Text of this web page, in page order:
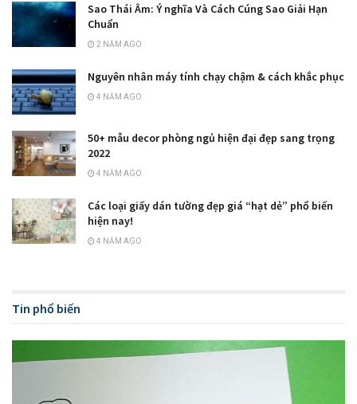
Sao Thái Âm: Ý nghĩa Và Cách Cúng Sao Giải Hạn
Chuẩn
2 NĂM AGO
Nguyên nhân máy tính chạy chậm & cách khắc phục
4 NĂM AGO
50+ mẫu decor phòng ngủ hiện đại đẹp sang trọng
2022
4 NĂM AGO
Các loại giấy dán tường đẹp giá “hạt dẻ” phổ biến
hiện nay!
4 NĂM AGO
Tin phổ biến